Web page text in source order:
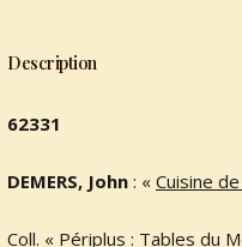
Description
62331
DEMERS, John : « Cuisine
Coll. « Périplus : Tables du